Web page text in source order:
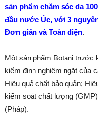
sản phẩm chăm sóc da
đầu nước Úc, với 3
Đơn giản và Toàn diện.
Một sản phẩm Botani trước
kiểm định nghiêm ngặt của
Hiệu quả chất bảo quản;
kiểm soát chất lượng
(Pháp).